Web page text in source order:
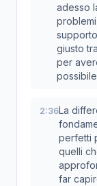
adesso
giusto
per
2:36La
perfetti
quelli
far